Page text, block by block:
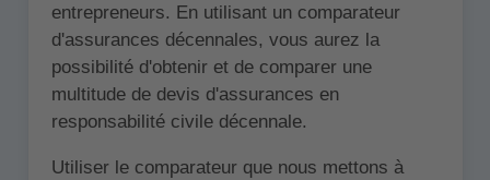
entrepreneurs. En utilisant un comparateur
d'assurances décennales, vous aurez la
possibilité d'obtenir et de comparer une
multitude de devis d'assurances en
responsabilité civile décennale.
Utiliser le comparateur que nous mettons à